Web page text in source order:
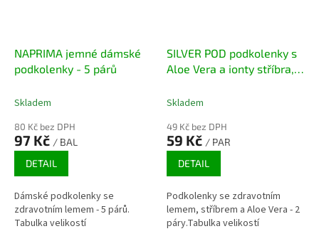
NAPRIMA jemné dámské
podkolenky - 5 párů
Skladem
80 Kč bez DPH
97 Kč / BAL
DETAIL
Dámské podkolenky se
zdravotním lemem - 5 párů.
Tabulka velikostí
SILVER POD podkolenky s
Aloe Vera a ionty stříbra, 2
Skladem
49 Kč bez DPH
59 Kč / PAR
DETAIL
Podkolenky se zdravotním
lemem, stříbrem a Aloe Vera - 2
páry.Tabulka velikostí